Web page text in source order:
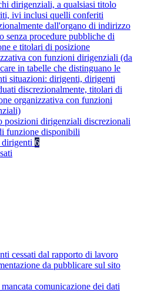
dirigenziali, a qualsiasi titolo
ivi inclusi quelli conferiti
dall'organo di indirizzo
senza procedure pubbliche di
e titolari di posizione
con funzioni dirigenziali (da
in tabelle che distinguano le
situazioni: dirigenti, dirigenti
discrezionalmente, titolari di
organizzativa con funzioni
posizioni dirigenziali discrezionali
funzione disponibili
6
cessati dal rapporto di lavoro
da pubblicare sul sito
comunicazione dei dati